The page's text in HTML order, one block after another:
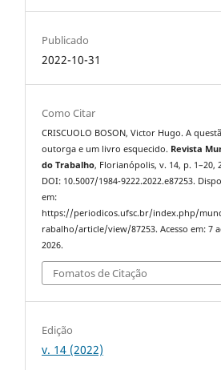
Publicado
2022-10-31
Como Citar
CRISCUOLO BOSON, Victor Hugo. A
outorga e um livro esquecido. Revista
do Trabalho, Florianópolis, v. 14, p. 1–20,
DOI: 10.5007/1984-9222.2022.e87253.
em:
https://periodicos.ufsc.br/index.php/
rabalho/article/view/87253. Acesso em: 7
2026.
Fomatos de Citação
Edição
v. 14 (2022)